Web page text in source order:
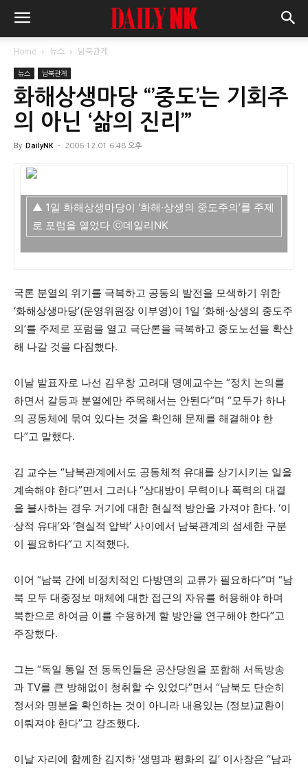
Home 뉴스 남북관계
뉴스 남북관계
화해상생마당 “’중도’는 기회주
의 아닌 ‘삶의 진리’”
By DailyNK - 2006.12.01 6:48 오후
▲ 1일 화해상생마당이 ‘화해·상생의 중도주의’를 주제
로 포럼을 열었다 ⓒ데일리NK
국론 분열의 위기를 극복하고 공동의 발전을 모색하기 위한
‘화해상생마당’(운영위원장 이부영)이 1일 ‘화해·상생의 중도주
의’를 주제로 포럼을 열고 극단론을 극복하고 중도노선을 확산
해 나갈 것을 다짐했다.
이날 발표자로 나선 김우창 고려대 명예교수는 “정치 논의를
하면서 갈등과 분열에만 주목해서는 안된다”며 “모두가 하나
의 공동체에 묶여 있다는 것을 확인해 문제를 해결해야 한
다”고 말했다.
김 교수는 “남북관계에서도 공동체적 유대를 상기시키는 일을
계속해야 한다”면서 그러나 “상대방이 무력이나 폭력의 대결
을 불사하는 경우 거기에 대한 현실적 방안을 가져야 한다. ‘이
상적 유대’와 ‘현실적 압박’ 사이에서 남북관계의 섬세한 구분
이 필요하다”고 지적했다.
이어 “남북 간에 비정치적인 다방면의 교류가 필요하다”며 “남
북 모두 대중정보 매체에 대한 접근의 자유를 허용해야 하며
북한으로 하여금 이를 수용하게 할 방안을 연구해야 한다”고
주장했다.
그는 “독일 통일 전 동독인들은 공산당원을 포함해 서독방송
과 TV를 큰 방해없이 청취할 수 있었다”면서 “남북도 단순히
정서와 명분을 확인하는 것이 아니라 내용있는 (정보)교환이
이뤄져야 한다”고 강조했다.
이날 자리에 함께한 김지하 ‘생명과 평화의 길’ 이사장은 “남과